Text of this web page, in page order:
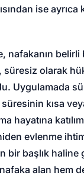
ise ayrıca
nafakanın belirli
süresiz olarak
Uygulamada
kısa
hayatına
evlenme
bir başlık haline
alan hem